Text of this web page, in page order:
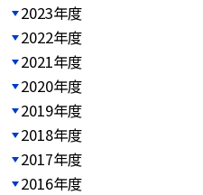
2023年度
2022年度
2021年度
2020年度
2019年度
2018年度
2017年度
2016年度